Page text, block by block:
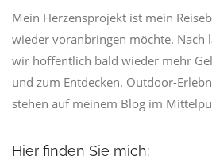
Mein Herzensprojekt ist mein
wieder voranbringen möchte. Nach
wir hoffentlich bald wieder mehr
und zum Entdecken. Outdoor-
stehen auf meinem Blog im
Hier finden Sie mich: